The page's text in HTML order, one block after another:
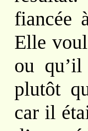
fiancée
Elle
ou
plutôt
car il